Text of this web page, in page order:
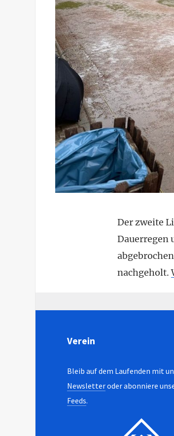
Der zweite
Dauerregen
nachgeholt.
Verein
Bleib auf dem Laufenden mit
Newsletteroder abonniere
Feeds.